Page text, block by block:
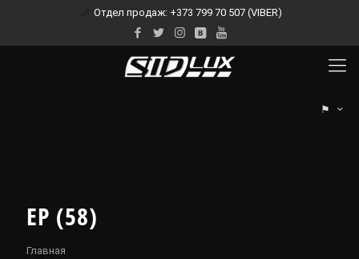
Отдел продаж: +373 799 70 507 (VIBER)
⚑
EP (58)
Главная